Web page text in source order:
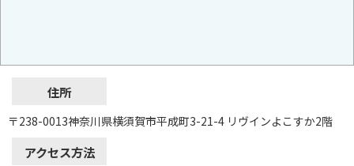
住所
〒238-0013神奈川県横須賀市平成町3-21-4 リヴインよこすか2階
アクセス方法